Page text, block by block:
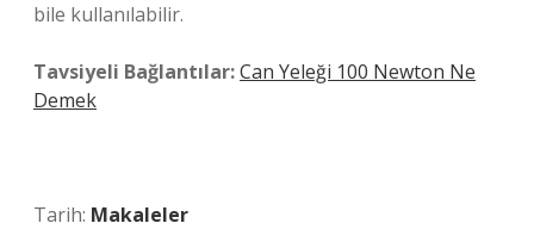
bile kullanılabilir.
Tavsiyeli Bağlantılar:Can Yeleği 100 Newton Ne
Demek
Tarih: Makaleler